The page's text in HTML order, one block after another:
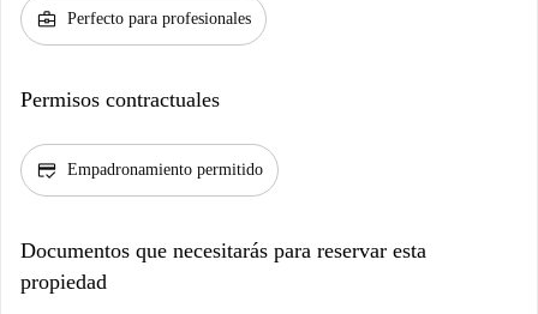
business_center Perfecto para profesionales
Permisos contractuales
credit_score Empadronamiento permitido
Documentos que necesitarás para reservar esta
propiedad